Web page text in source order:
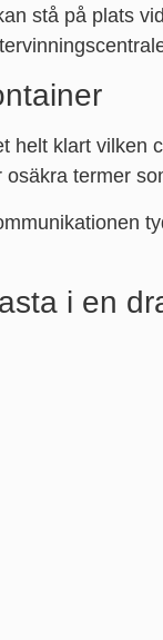
stå på plats
helt klart vilken
termer
i en